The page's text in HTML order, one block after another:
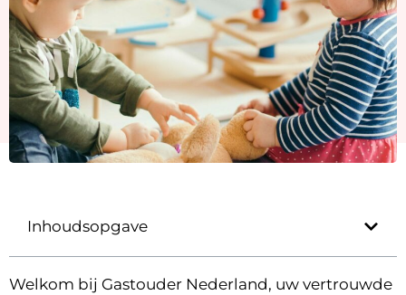
Inhoudsopgave
Welkom bij Gastouder Nederland, uw vertrouwde